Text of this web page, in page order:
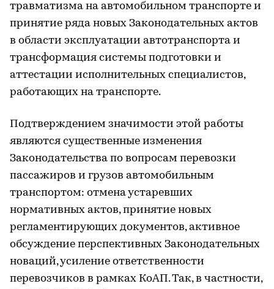
травматизма на автомобильном транспорте и
принятие ряда новых Законодательных актов
в области эксплуатации автотранспорта и
трансформация системы подготовки и
аттестации исполнительных специалистов,
работающих на транспорте.
Подтверждением значимости этой работы
являются существенные изменения
Законодательства по вопросам перевозки
пассажиров и грузов автомобильным
транспортом: отмена устаревших
нормативных актов, принятие новых
регламентирующих документов, активное
обсуждение перспективных Законодательных
новаций, усиление ответственности
перевозчиков в рамках КоАП. Так, в частности,